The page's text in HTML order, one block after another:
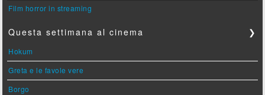
Film horror in streaming
Questa settimana al cinema ❯
Hokum
Greta e le favole vere
Borgo